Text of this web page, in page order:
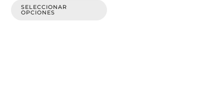
SELECCIONAR
OPCIONES